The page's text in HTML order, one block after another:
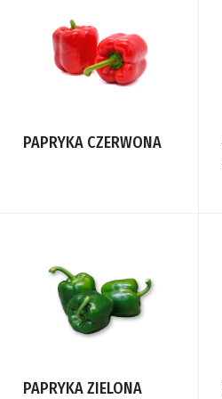
PAPRYKA CZERWONA
PAPRYKA ZIELONA